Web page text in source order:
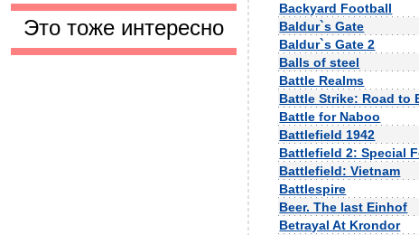
Это тоже интересно
Backyard Football
Baldur`s Gate
Baldur`s Gate 2
Balls of steel
Battle Realms
Battle Strike: Road to
Battle for Naboo
Battlefield 1942
Battlefield 2: Special
Battlefield: Vietnam
Battlespire
Beer. The last Einhof
Betrayal At Krondor